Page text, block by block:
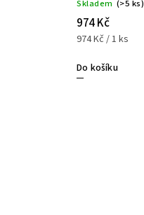
Skladem (>5 ks)
974 Kč
974 Kč / 1 ks
Do košíku